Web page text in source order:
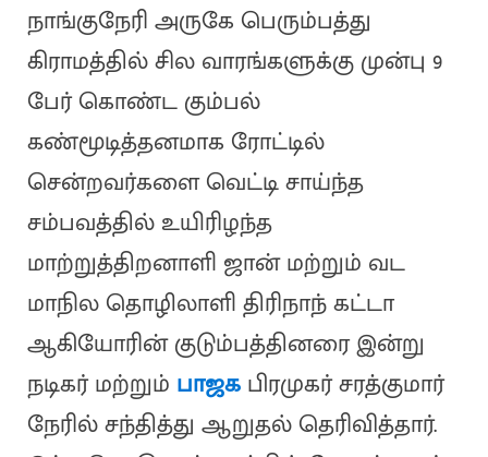
நாங்குநேரி அருகே பெரும்பத்து
கிராமத்தில் சில வாரங்களுக்கு முன்பு 9
பேர் கொண்ட கும்பல்
கண்மூடித்தனமாக ரோட்டில்
சென்றவர்களை வெட்டி சாய்ந்த
சம்பவத்தில் உயிரிழந்த
மாற்றுத்திறனாளி ஜான் மற்றும் வட
மாநில தொழிலாளி திரிநாந் கட்டா
ஆகியோரின் குடும்பத்தினரை இன்று
நடிகர் மற்றும் பாஜகபிரமுகர் சரத்குமார்
நேரில் சந்தித்து ஆறுதல் தெரிவித்தார்.